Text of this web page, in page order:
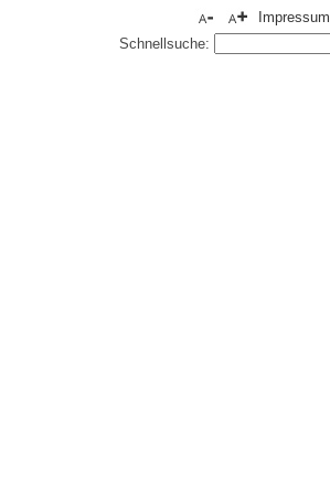
Impressum
Schnellsuche: